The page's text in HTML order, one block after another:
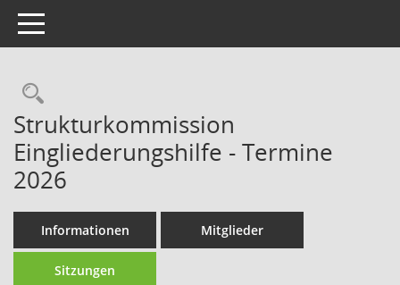
Toggle navigation
Strukturkommission
Eingliederungshilfe - Termine
2026
Informationen Mitglieder
Sitzungen